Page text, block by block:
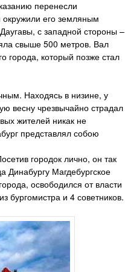
перенесли
окружили его земляным
с западной стороны –
свыше 500 метров. Вал
города, который позже стал
Находясь в низине, у
весну чрезвычайно страдал
жителей никак не
представлял собою
городок лично, он так
Динабургу Магдебургское
освободился от власти
бургомистра и 4 советников.